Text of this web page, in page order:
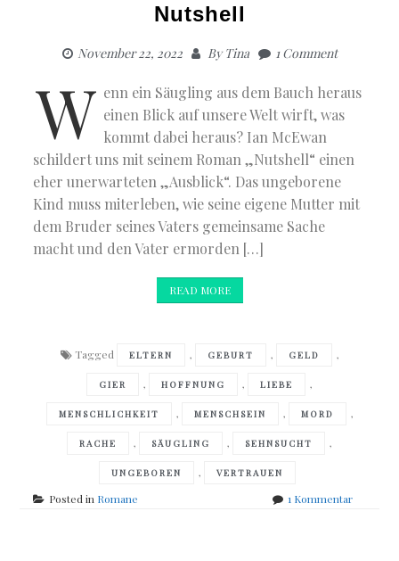
Nutshell
November 22, 2022 ByTina 1 Comment
W enn ein Säugling aus dem Bauch heraus
einen Blick auf unsere Welt wirft, was
kommt dabei heraus? Ian McEwan
schildert uns mit seinem Roman „Nutshell“ einen
eher unerwarteten „Ausblick“. Das ungeborene
Kind muss miterleben, wie seine eigene Mutter mit
dem Bruder seines Vaters gemeinsame Sache
macht und den Vater ermorden […]
READ MORE
Tagged ELTERN , GEBURT , GELD ,
GIER , HOFFNUNG , LIEBE ,
MENSCHLICHKEIT , MENSCHSEIN , MORD ,
RACHE , SÄUGLING , SEHNSUCHT ,
UNGEBOREN , VERTRAUEN
Posted in Romane 1 Kommentarzu